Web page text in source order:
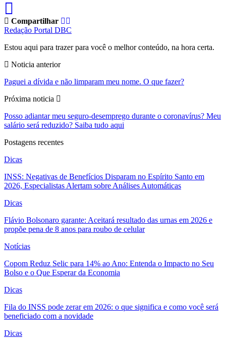
Compartilhar
Redação Portal DBC
Estou aqui para trazer para você o melhor conteúdo, na hora certa.
Noticia anterior
Paguei a dívida e não limparam meu nome. O que fazer?
Próxima noticia
Posso adiantar meu seguro-desemprego durante o coronavírus? Meu
salário será reduzido? Saiba tudo aqui
Postagens recentes
Dicas
INSS: Negativas de Benefícios Disparam no Espírito Santo em
2026, Especialistas Alertam sobre Análises Automáticas
Dicas
Flávio Bolsonaro garante: Aceitará resultado das urnas em 2026 e
propõe pena de 8 anos para roubo de celular
Notícias
Copom Reduz Selic para 14% ao Ano: Entenda o Impacto no Seu
Bolso e o Que Esperar da Economia
Dicas
Fila do INSS pode zerar em 2026: o que significa e como você será
beneficiado com a novidade
Dicas